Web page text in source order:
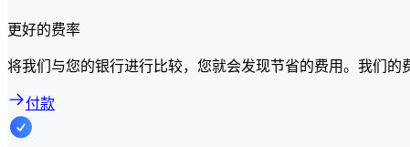
更好的费率
将我们与您的银行进行比较，您就会发现节省的费用。我们的
付款